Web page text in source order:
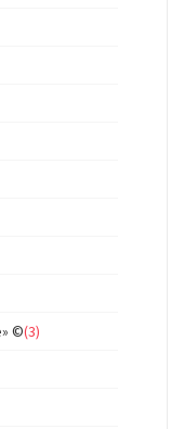
©(3)